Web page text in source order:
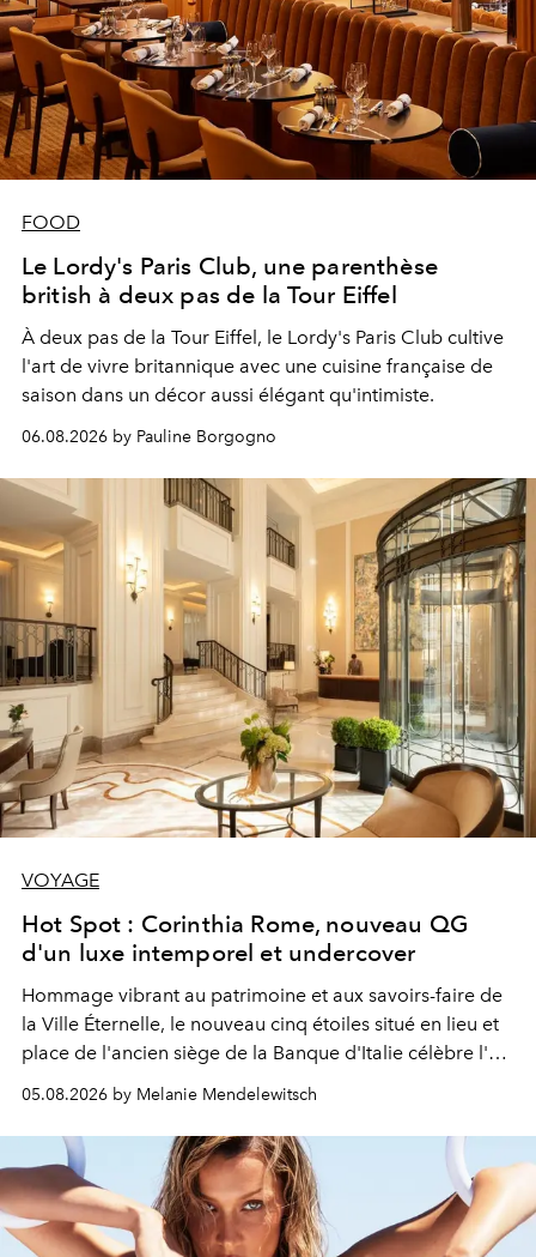
FOOD
Le Lordy's Paris Club, une parenthèse
british à deux pas de la Tour Eiffel
À deux pas de la Tour Eiffel, le Lordy's Paris Club cultive
l'art de vivre britannique avec une cuisine française de
saison dans un décor aussi élégant qu'intimiste.
06.08.2026 by Pauline Borgogno
VOYAGE
Hot Spot : Corinthia Rome, nouveau QG
d'un luxe intemporel et undercover
Hommage vibrant au patrimoine et aux savoirs-faire de
la Ville Éternelle, le nouveau cinq étoiles situé en lieu et
place de l'ancien siège de la Banque d'Italie célèbre l'art
de vivre Romain dans toute son élégance intemporelle.
05.08.2026 by Melanie Mendelewitsch